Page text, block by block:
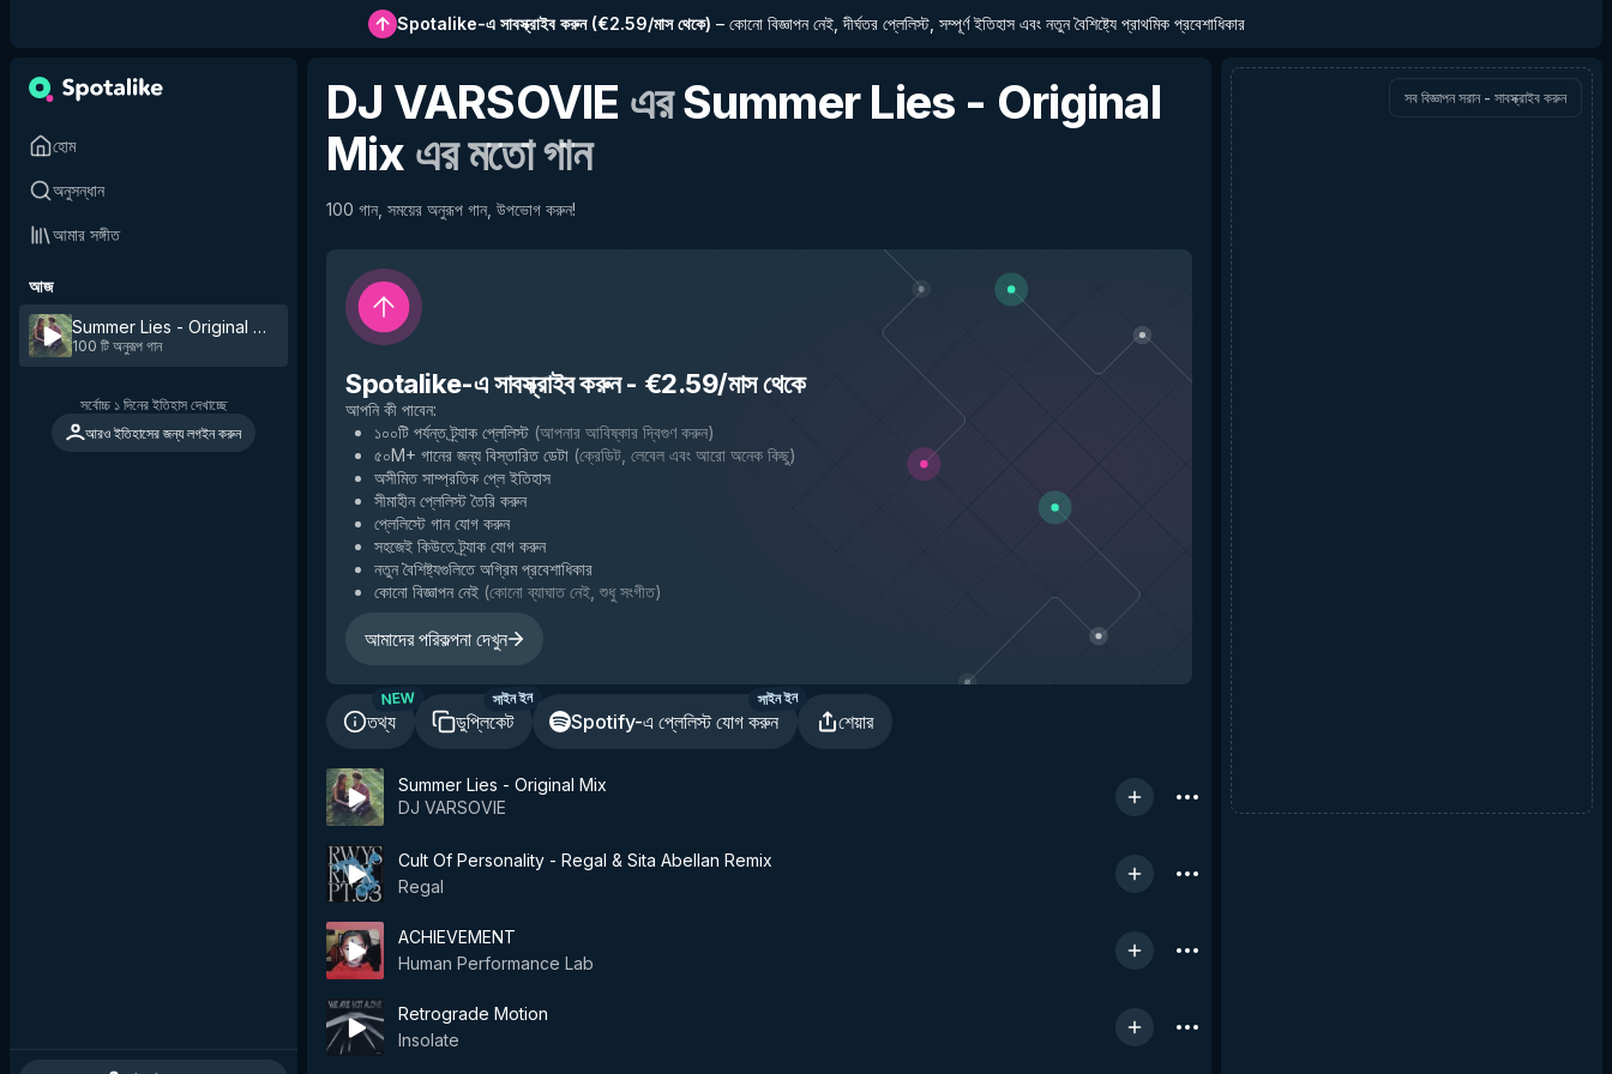
Spotalike-এ সাবস্ক্রাইব করুন(€2.59/মাস থেকে) – কোনো বিজ্ঞাপন নেই, দীর্ঘতর প্লেলিস্ট, সম্পূর্ণ ইতিহাস এবং নতুন বৈশিষ্ট্যে প্রাথমিক প্রবেশাধিকার
হোম
অনুসন্ধান
আমার সঙ্গীত
আজ
Summer Lies - Original Mix
DJ VARSOVIE
100 টি অনুরূপ গান
সর্বোচ্চ ১ দিনের ইতিহাস দেখাচ্ছে
আরও ইতিহাসের জন্য লগইন করুন
DJ VARSOVIE এরSummer Lies - Original
Mix এর মতো গান
100 গান, সময়ের অনুরূপ গান, উপভোগ করুন!
Spotalike-এ সাবস্ক্রাইব করুন- €2.59/মাস থেকে
আপনি কী পাবেন:
১০০টি পর্যন্ত ট্র্যাক প্লেলিস্ট (আপনার আবিষ্কার দ্বিগুণ করুন)
৫০M+ গানের জন্য বিস্তারিত ডেটা (ক্রেডিট, লেবেল এবং আরো অনেক কিছু)
অসীমিত সাম্প্রতিক প্লে ইতিহাস
সীমাহীন প্লেলিস্ট তৈরি করুন
প্লেলিস্টে গান যোগ করুন
সহজেই কিউতে ট্র্যাক যোগ করুন
নতুন বৈশিষ্ট্যগুলিতে অগ্রিম প্রবেশাধিকার
কোনো বিজ্ঞাপন নেই (কোনো ব্যাঘাত নেই, শুধু সংগীত)
আমাদের পরিকল্পনা দেখুন
তথ্য
NEW
ডুপ্লিকেট
সাইন ইন
Spotify-এ প্লেলিস্ট যোগ করুন
সাইন ইন
শেয়ার
Summer Lies - Original Mix
DJ VARSOVIE
Cult Of Personality - Regal & Sita Abellan Remix
Regal
ACHIEVEMENT
Human Performance Lab
Retrograde Motion
Insolate
সব বিজ্ঞাপন সরান - সাবস্ক্রাইব করুন